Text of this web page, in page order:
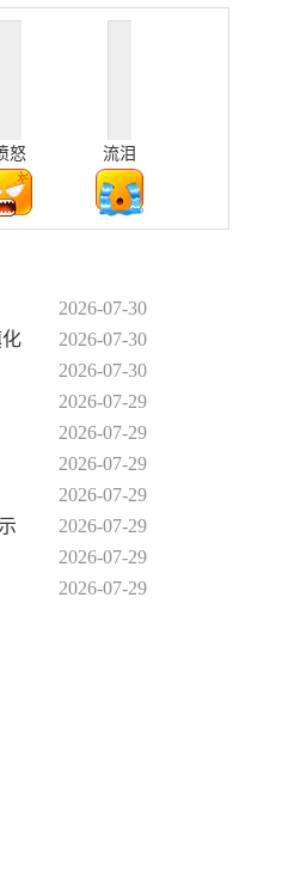
怒 流泪
2026-07-30
2026-07-30
2026-07-30
2026-07-29
2026-07-29
2026-07-29
2026-07-29
2026-07-29
2026-07-29
2026-07-29